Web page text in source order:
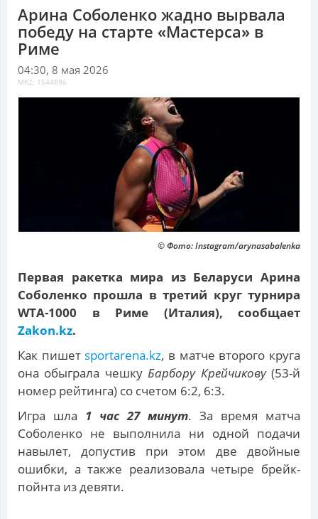
Арина Соболенко жадно вырвала
победу на старте «Мастерса» в
Риме
04:30, 8 мая 2026
MKZ: 1544896
© Фото: Instagram/arynasabalenka
Первая ракетка мира из Беларуси Арина
Соболенко прошла в третий круг турнира
WTA-1000 в Риме (Италия), сообщает
Zakon.kz.
Как пишет sportarena.kz, в матче второго круга
она обыграла чешкуБарбору Крейчикову(53-й
номер рейтинга) со счетом 6:2, 6:3.
Игра шла 1 час 27 минут. За время матча
Соболенко не выполнила ни одной подачи
навылет, допустив при этом две двойные
ошибки, а также реализовала четыре брейк-
пойнта из девяти.